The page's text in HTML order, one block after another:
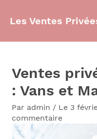
Les Ventes
Ventes
: Vans et
Par admin / Le 3
commentaire